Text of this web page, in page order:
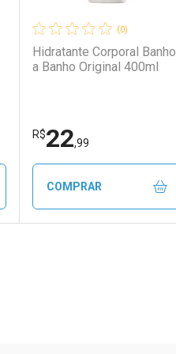
(0)
Hidratante Corporal Banho
a Banho Original 400ml
R$22,99
COMPRAR